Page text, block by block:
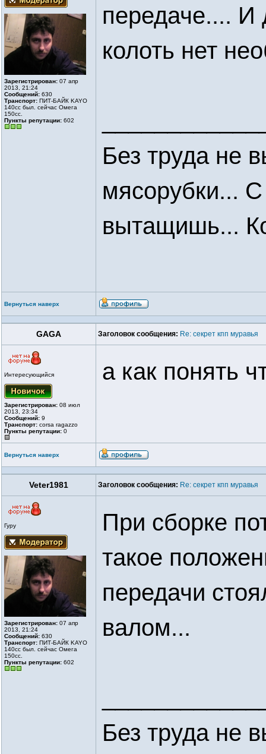
Зарегистрирован: 07 апр
2013, 21:24
Сообщений: 630
Транспорт: ПИТ-БАЙК KAYO
140cc был. сейчас Омега
150сс.
Пункты репутации: 602
передаче.... И
колоть нет
Без труда не
мясорубки...
вытащишь...
Вернуться наверх
GAGA Заголовок сообщения: Re: секрет кпп муравья
Интересующийся
Зарегистрирован: 08 июл
2013, 23:34
Сообщений: 9
Транспорт: corsa ragazzo
Пункты репутации: 0
а как понять
Вернуться наверх
Veter1981 Заголовок сообщения: Re: секрет кпп муравья
Гуру
Зарегистрирован: 07 апр
2013, 21:24
Сообщений: 630
Транспорт: ПИТ-БАЙК KAYO
140cc был. сейчас Омега
150сс.
Пункты репутации: 602
При сборке
такое
передачи
валом...
Без труда не